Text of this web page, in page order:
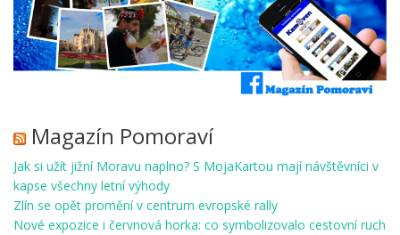
Magazín Pomoraví
Jak si užít jižní Moravu naplno? S MojaKartou mají návštěvníci v
kapse všechny letní výhody
Zlín se opět promění v centrum evropské rally
Nové expozice i červnová horka: co symbolizovalo cestovní ruch